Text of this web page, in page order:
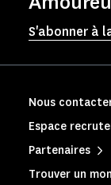
S'abonner à
Nous
Espace
Partenaires
Trouver un